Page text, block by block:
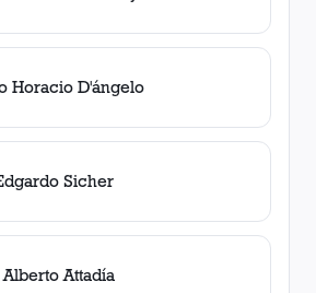
Horacio D'ángelo
Sicher
Attadía